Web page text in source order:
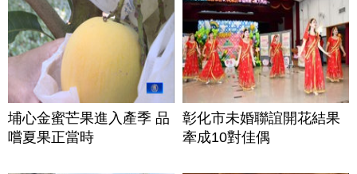
埔心金蜜芒果進入產季 品
嚐夏果正當時
彰化市未婚聯誼開花結果
牽成10對佳偶